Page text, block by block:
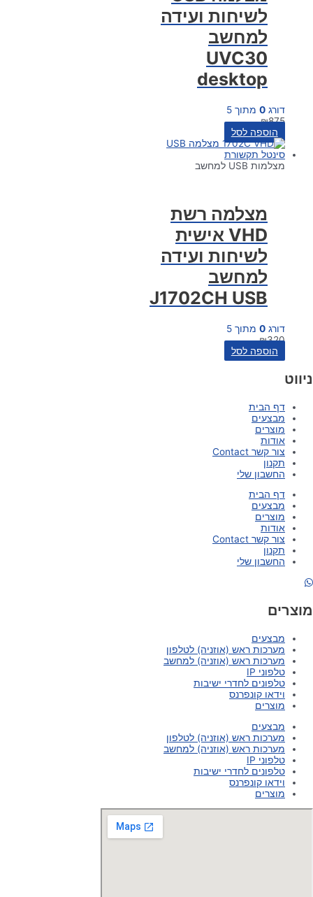
לשיחות ועידה
למחשב
UVC30
desktop
דורג 0 מתוך 5
₪875
הוספה לסל
מצלמות USB למחשב
מצלמה רשת
VHD אישית
לשיחות ועידה
למחשב
J1702CH USB
דורג 0 מתוך 5
₪320
הוספה לסל
ניווט
דף הבית
מבצעים
מוצרים
אודות
צור קשר Contact
תקנון
החשבון שלי
דף הבית
מבצעים
מוצרים
אודות
צור קשר Contact
תקנון
החשבון שלי
מוצרים
מבצעים
מערכות ראש (אוזניה) לטלפון
מערכות ראש (אוזניה) למחשב
טלפוני IP
טלפונים לחדרי ישיבות
וידאו קונפרנס
מוצרים
מבצעים
מערכות ראש (אוזניה) לטלפון
מערכות ראש (אוזניה) למחשב
טלפוני IP
טלפונים לחדרי ישיבות
וידאו קונפרנס
מוצרים